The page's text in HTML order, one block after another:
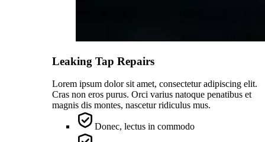
Leaking Tap Repairs
Lorem ipsum dolor sit amet, consectetur adipiscing elit.
Cras non eros purus. Orci varius natoque penatibus et
magnis dis montes, nascetur ridiculus mus.
Donec, lectus in commodo